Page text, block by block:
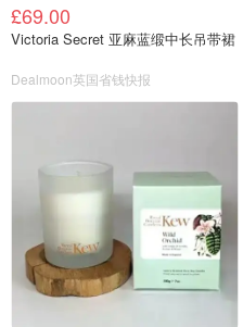
£69.00
Victoria Secret 亚麻蓝缎中长吊带裙
Dealmoon英国省钱快报